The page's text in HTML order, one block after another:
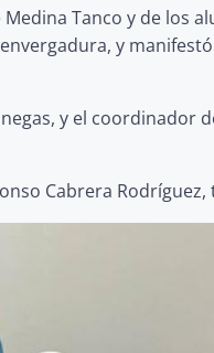
Tanco y de los
y
y el coordinador
Cabrera